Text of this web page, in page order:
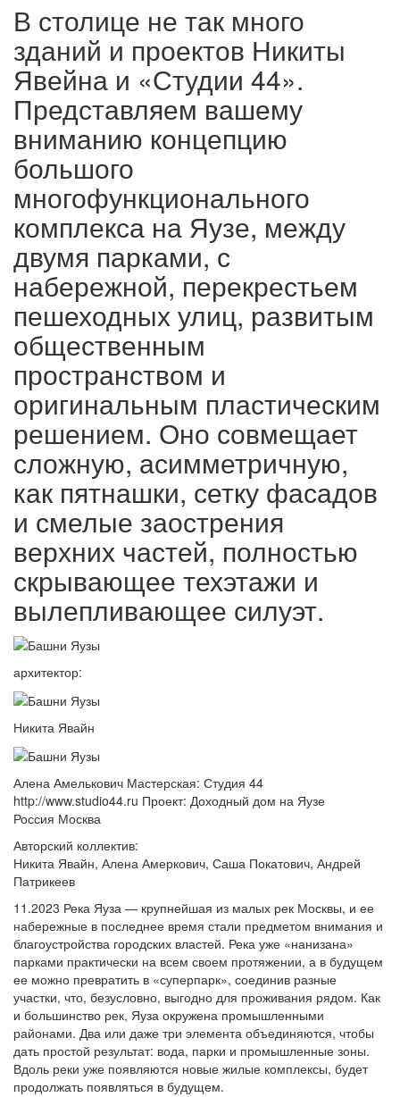
В столице не так много
зданий и проектов Никиты
Явейна и «Студии 44».
Представляем вашему
вниманию концепцию
большого
многофункционального
комплекса на Яузе, между
двумя парками, с
набережной, перекрестьем
пешеходных улиц, развитым
общественным
пространством и
оригинальным пластическим
решением. Оно совмещает
сложную, асимметричную,
как пятнашки, сетку фасадов
и смелые заострения
верхних частей, полностью
скрывающее техэтажи и
вылепливающее силуэт.
архитектор:
Никита Явайн
Алена Амелькович Мастерская: Студия 44
http://www.studio44.ru Проект: Доходный дом на Яузе
Россия Москва
Авторский коллектив:
Никита Явайн, Алена Амеркович, Саша Покатович, Андрей
Патрикеев
11.2023 Река Яуза — крупнейшая из малых рек Москвы, и ее
набережные в последнее время стали предметом внимания и
благоустройства городских властей. Река уже «нанизана»
парками практически на всем своем протяжении, а в будущем
ее можно превратить в «суперпарк», соединив разные
участки, что, безусловно, выгодно для проживания рядом. Как
и большинство рек, Яуза окружена промышленными
районами. Два или даже три элемента объединяются, чтобы
дать простой результат: вода, парки и промышленные зоны.
Вдоль реки уже появляются новые жилые комплексы, будет
продолжать появляться в будущем.